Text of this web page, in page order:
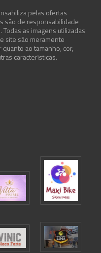
pelas ofertas
são de responsabilidade
as imagens utilizadas
site são meramente
ao tamanho, cor,
características.